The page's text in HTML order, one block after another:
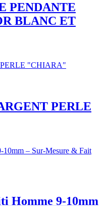
PENDANTE
BLANC ET
PERLE
Homme 9-10mm